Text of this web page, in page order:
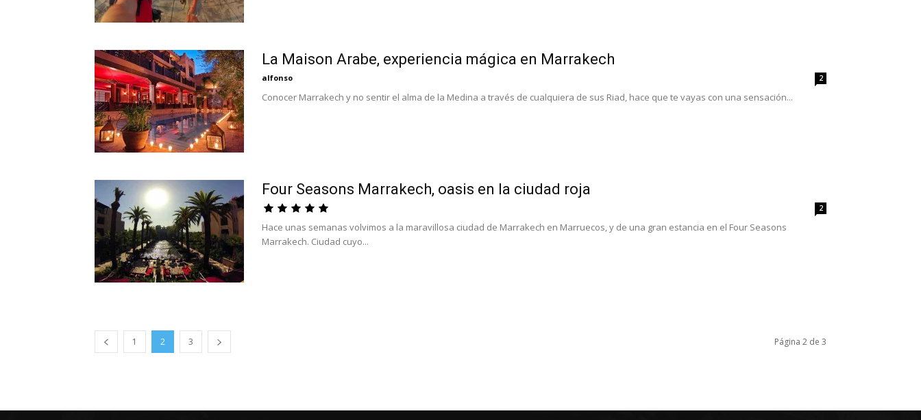
La Maison Arabe, experiencia mágica en Marrakech
alfonso 2
Conocer Marrakech y no sentir el alma de la Medina a través de cualquiera de sus Riad, hace que te vayas con una sensación...
Four Seasons Marrakech, oasis en la ciudad roja
2
Hace unas semanas volvimos a la maravillosa ciudad de Marrakech en Marruecos, y de una gran estancia en el Four Seasons
Marrakech. Ciudad cuyo...
1 2 3 Página 2 de 3